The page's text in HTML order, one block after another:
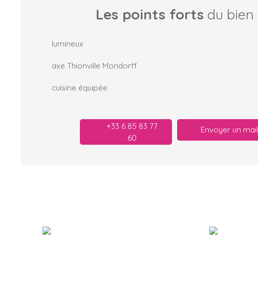
Les points forts du bien
lumineux
axe Thionville Mondorff
cuisine équipée
+33 6 85 83 77
60
Envoyer un mail